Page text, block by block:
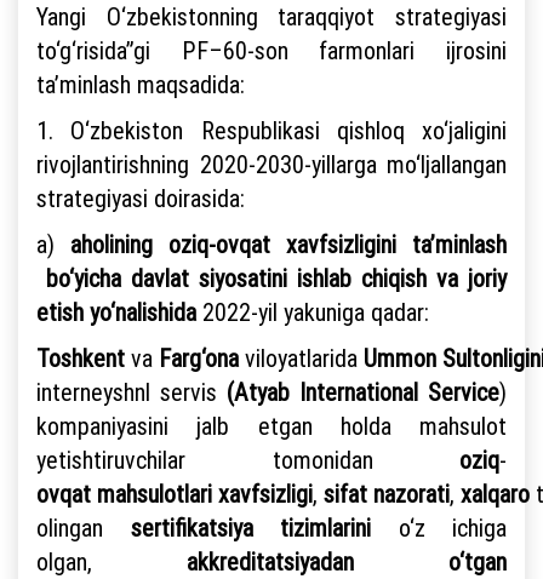
Yangi O‘zbekistonning taraqqiyot strategiyasi
to‘g‘risida”gi PF–60-son farmonlari ijrosini
ta’minlash maqsadida:
1. O‘zbekiston Respublikasi qishloq xo‘jaligini
rivojlantirishning 2020-2030-yillarga mo‘ljallangan
strategiyasi doirasida:
a) aholining oziq-ovqat xavfsizligini ta’minlash
bo‘yicha davlat siyosatini ishlab chiqish va joriy
etish yo‘nalishida 2022-yil yakuniga qadar:
Toshkent va Farg‘onaviloyatlarida Ummon
interneyshnl servis (Atyab International Service)
kompaniyasini jalb etgan holda mahsulot
yetishtiruvchilar tomonidan oziq-
ovqat mahsulotlari xavfsizligi, sifat nazorati, xalqaro
olingan sertifikatsiya tizimlarini o‘z ichiga
olgan, akkreditatsiyadan o‘tgan